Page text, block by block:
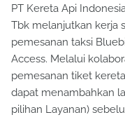
PT Kereta Api
Tbk melanjutkan kerja
pemesanan taksi
Access. Melalui
pemesanan tiket
dapat menambahkan
pilihan Layanan)